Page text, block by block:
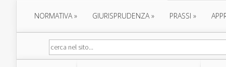
NORMATIVA» GIURISPRUDENZA» PRASSI »